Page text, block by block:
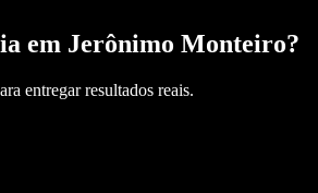
em Jerônimo Monteiro?
entregar resultados reais.